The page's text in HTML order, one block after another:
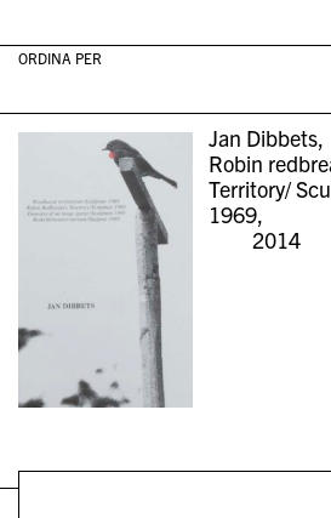
ORDINA PER
Jan Dibbets,
Robin
Territory/
1969,
2014